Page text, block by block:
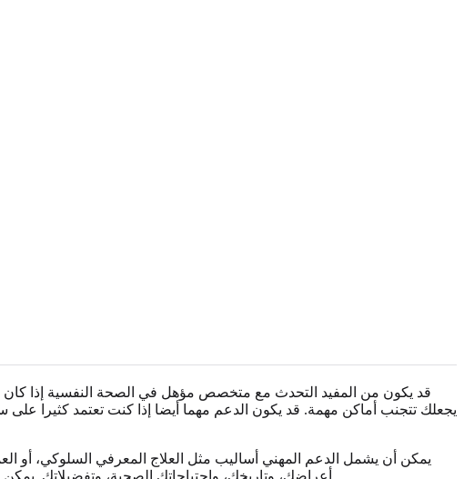
قد يكون من المفيد التحدث مع متخصص مؤهل في الصحة النفسية إذا كان
يجعلك تتجنب أماكن مهمة. قد يكون الدعم مهما أيضا إذا كنت تعتمد كثيرا
يمكن أن يشمل الدعم المهني أساليب مثل العلاج المعرفي السلوكي، أو